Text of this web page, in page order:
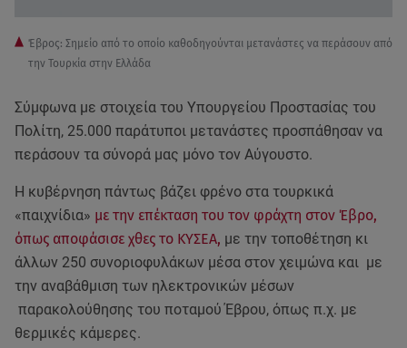
Έβρος: Σημείο από το οποίο καθοδηγούνται μετανάστες να περάσουν από
την Τουρκία στην Ελλάδα
Σύμφωνα με στοιχεία του Υπουργείου Προστασίας του
Πολίτη, 25.000 παράτυποι μετανάστες προσπάθησαν να
περάσουν τα σύνορά μας μόνο τον Αύγουστο.
Η κυβέρνηση πάντως βάζει φρένο στα τουρκικά
«παιχνίδια» με την επέκταση του τον φράχτη στον Έβρο,
όπως αποφάσισε χθες το ΚΥΣΕΑ, με την τοποθέτηση κι
άλλων 250 συνοριοφυλάκων μέσα στον χειμώνα και με
την αναβάθμιση των ηλεκτρονικών μέσων
παρακολούθησης του ποταμού Έβρου, όπως π.χ. με
θερμικές κάμερες.